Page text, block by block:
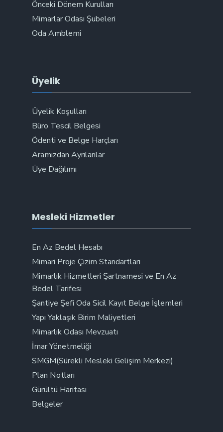
Önceki Dönem Kurulları
Mimarlar Odası Şubeleri
Oda Amblemi
Üyelik
Üyelik Koşulları
Büro Tescil Belgesi
Ödenti ve Belge Harçları
Aramızdan Ayrılanlar
Üye Dağılımı
Mesleki Hizmetler
En Az Bedel Hesabı
Mimari Proje Çizim Standartları
Mimarlık Hizmetleri Şartnamesi ve En Az
Bedel Tarifesi
Şantiye Şefi Oda Sicil Kayıt Belge İşlemleri
Yapı Yaklaşık Birim Maliyetleri
Mimarlık Odası Mevzuatı
İmar Yönetmeliği
SMGM(Sürekli Mesleki Gelişim Merkezi)
Plan Notları
Gürültü Haritası
Belgeler